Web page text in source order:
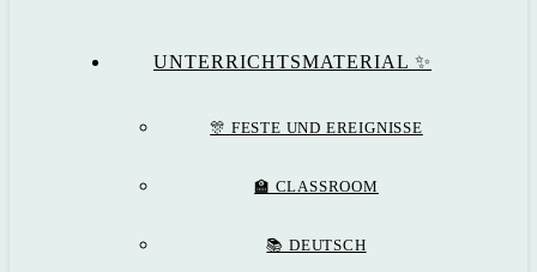
UNTERRICHTSMATERIAL ✨
🎊 FESTE UND EREIGNISSE
🏫 CLASSROOM
📚 DEUTSCH